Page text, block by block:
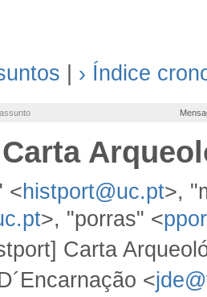
› Índice
<histport@uc.pt>,
>, "porras" <
Carta
<